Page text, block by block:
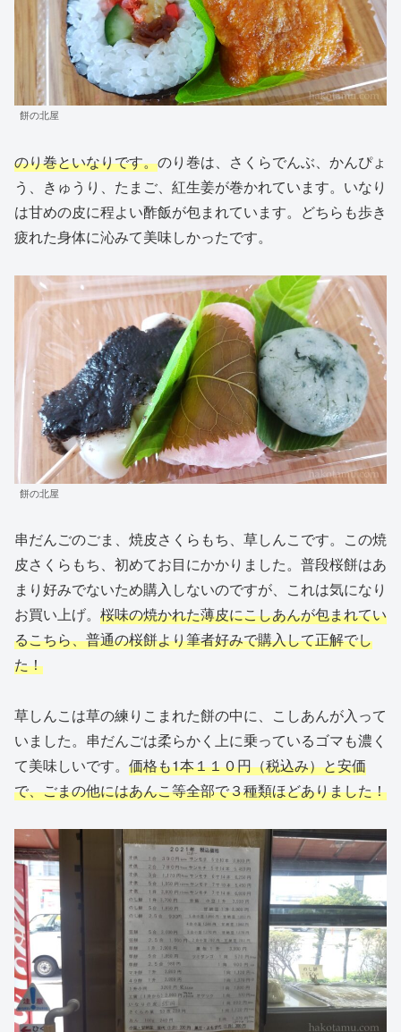
餅の北屋
のり巻といなりです。のり巻は、さくらでんぶ、かんぴょ
う、きゅうり、たまご、紅生姜が巻かれています。いなり
は甘めの皮に程よい酢飯が包まれています。どちらも歩き
疲れた身体に沁みて美味しかったです。
餅の北屋
串だんごのごま、焼皮さくらもち、草しんこです。この焼
皮さくらもち、初めてお目にかかりました。普段桜餅はあ
まり好みでないため購入しないのですが、これは気になり
お買い上げ。 桜味の焼かれた薄皮にこしあんが包まれてい
るこちら、普通の桜餅より筆者好みで購入して正解でし
た！
草しんこは草の練りこまれた餅の中に、こしあんが入って
いました。串だんごは柔らかく上に乗っているゴマも濃く
て美味しいです。 価格も1本１１０円（税込み）と安価
で、ごまの他にはあんこ等全部で３種類ほどありました！